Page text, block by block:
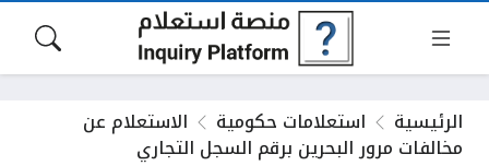
الرئيسية استعلامات حكومية الاستعلام عن
مخالفات مرور البحرين برقم السجل التجاري